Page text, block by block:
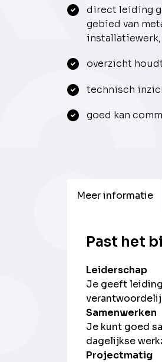
direct leiding
gebied van
overzicht
technisch
goed kan
Meer informatie
Past het
Leiderschap
Je geeft
Samenwerken
Je kunt goed
dagelijkse
Projectmatig